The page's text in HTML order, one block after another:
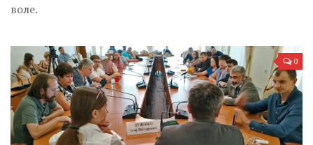
воле.
0